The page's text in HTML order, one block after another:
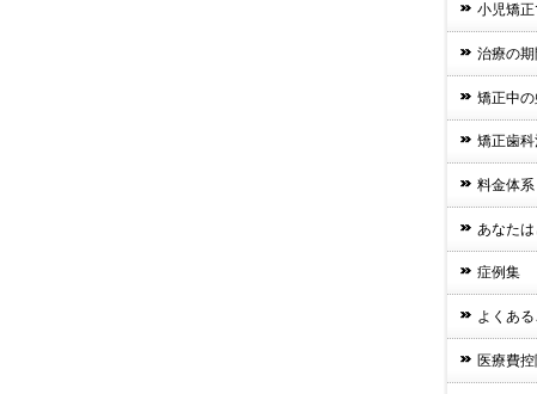
小児矯
治療の
矯正中
矯正歯科
料金体系
あなた
症例集
よくあ
医療費